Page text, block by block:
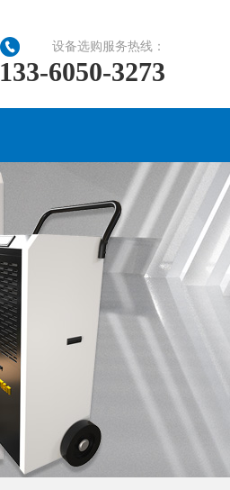
设备选购服务热线：
133-6050-3273